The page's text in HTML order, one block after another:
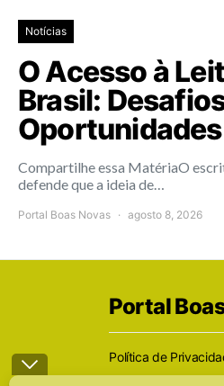
Notícias
O Acesso à
Brasil:
Oportunidades
Compartilhe essa MatériaO
defende que a ideia de…
Portal Boas Novas agosto 8, 2026
Portal
Política de